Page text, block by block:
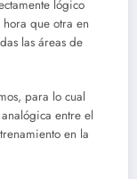
lógico
que otra en
las áreas de
para lo cual
entre el
en la